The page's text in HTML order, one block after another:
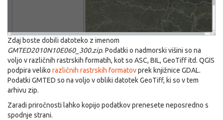
Zdaj boste dobili datoteko z imenom
GMTED2010N10E060_300.zip. Podatki o nadmorski višini so na
voljo v različnih rastrskih formatih, kot so ASC, BIL, GeoTiff itd. QGIS
podpira veliko različnih rastrskih formatovprek knjižnice GDAL.
Podatki GMTED so na voljo v obliki datotek GeoTiff, ki so v tem
arhivu zip.
Zaradi priročnosti lahko kopijo podatkov prenesete neposredno s
spodnje strani.